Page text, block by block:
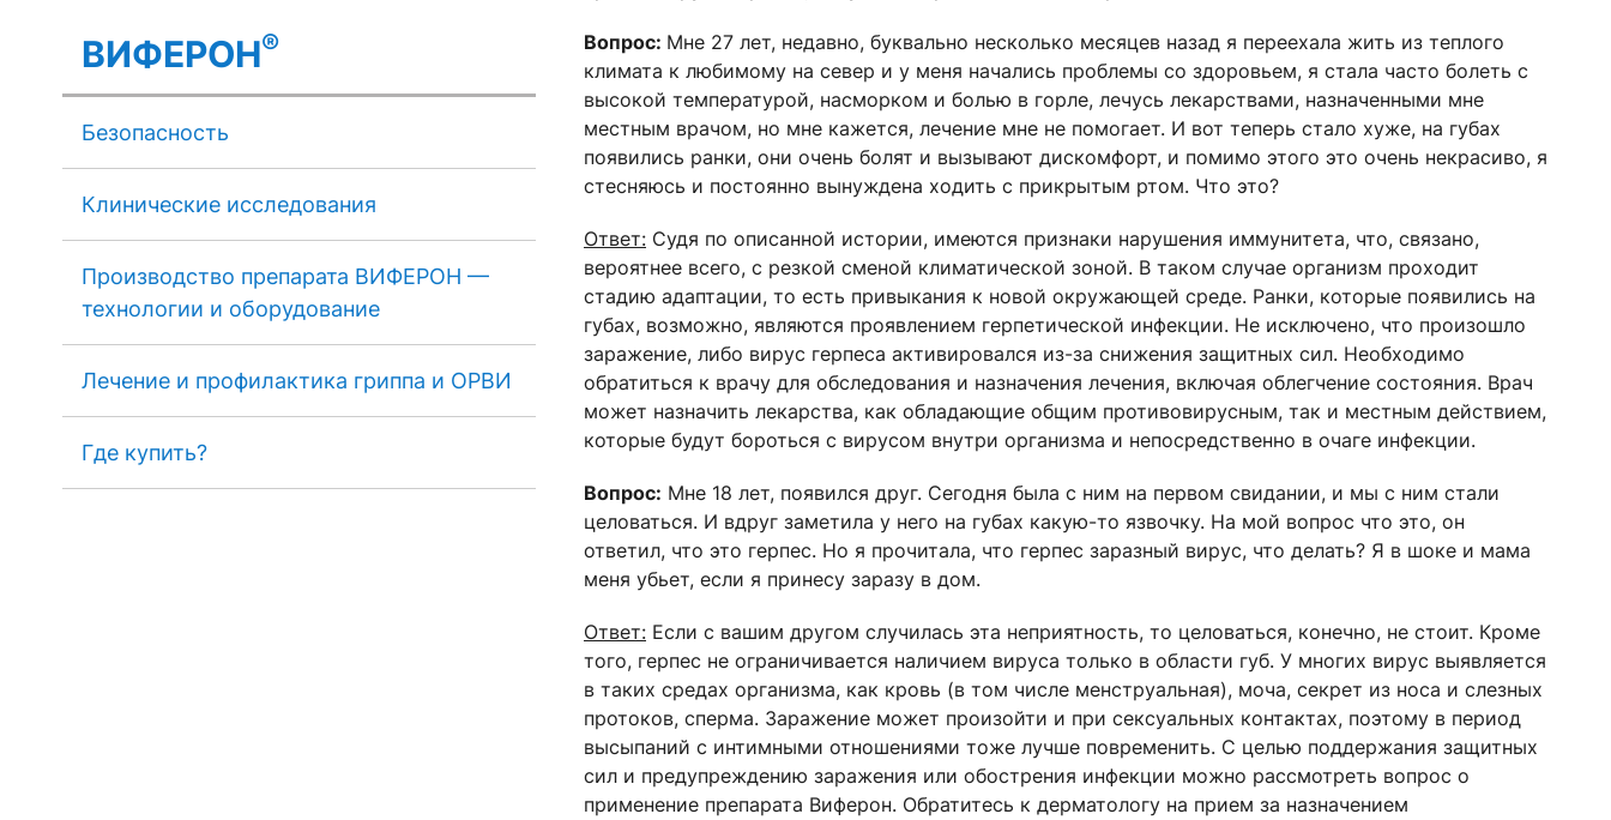
ВИФЕРОН®
Безопасность
Клинические исследования
Производство препарата ВИФЕРОН —
технологии и оборудование
Лечение и профилактика гриппа и ОРВИ
Где купить?
Вопрос: Мне 27 лет, недавно, буквально несколько месяцев назад я переехала жить из теплого
климата к любимому на север и у меня начались проблемы со здоровьем, я стала часто болеть с
высокой температурой, насморком и болью в горле, лечусь лекарствами, назначенными мне
местным врачом, но мне кажется, лечение мне не помогает. И вот теперь стало хуже, на губах
появились ранки, они очень болят и вызывают дискомфорт, и помимо этого это очень некрасиво, я
стесняюсь и постоянно вынуждена ходить с прикрытым ртом. Что это?
Ответ: Судя по описанной истории, имеются признаки нарушения иммунитета, что, связано,
вероятнее всего, с резкой сменой климатической зоной. В таком случае организм проходит
стадию адаптации, то есть привыкания к новой окружающей среде. Ранки, которые появились на
губах, возможно, являются проявлением герпетической инфекции. Не исключено, что произошло
заражение, либо вирус герпеса активировался из-за снижения защитных сил. Необходимо
обратиться к врачу для обследования и назначения лечения, включая облегчение состояния. Врач
может назначить лекарства, как обладающие общим противовирусным, так и местным действием,
которые будут бороться с вирусом внутри организма и непосредственно в очаге инфекции.
Вопрос: Мне 18 лет, появился друг. Сегодня была с ним на первом свидании, и мы с ним стали
целоваться. И вдруг заметила у него на губах какую-то язвочку. На мой вопрос что это, он
ответил, что это герпес. Но я прочитала, что герпес заразный вирус, что делать? Я в шоке и мама
меня убьет, если я принесу заразу в дом.
Ответ: Если с вашим другом случилась эта неприятность, то целоваться, конечно, не стоит. Кроме
того, герпес не ограничивается наличием вируса только в области губ. У многих вирус выявляется
в таких средах организма, как кровь (в том числе менструальная), моча, секрет из носа и слезных
протоков, сперма. Заражение может произойти и при сексуальных контактах, поэтому в период
высыпаний с интимными отношениями тоже лучше повременить. С целью поддержания защитных
сил и предупреждению заражения или обострения инфекции можно рассмотреть вопрос о
применение препарата Виферон. Обратитесь к дерматологу на прием за назначением